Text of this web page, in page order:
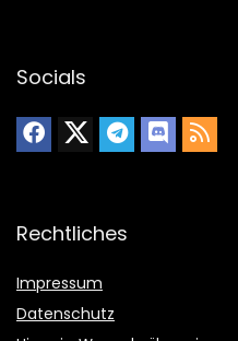
Socials
Rechtliches
Impressum
Datenschutz